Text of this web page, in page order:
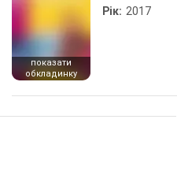
показати
обкладинку
Рік: 2017